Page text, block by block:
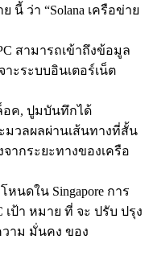
นี้ ว่า “Solana เครือข่าย
สามารถเข้าถึงข้อมูล
ะระบบอินเตอร์เน็ต
อค, ปูมบันทึกได้
ะมวลผลผ่านเส้นทางที่สั้น
ากระยะทางของเครือ
นดใน Singapore การ
เป้า หมาย ที่ จะ ปรับ ปรุง
วาม มั่นคง ของ